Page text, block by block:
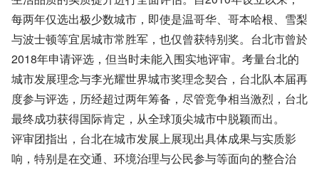
每两年仅选出极少数城市，即使是温哥华、哥本哈根、雪梨
与波士顿等宜居城市常胜军，也仅曾获特别奖。台北市曾於
2018年申请评选，但当时未能入围实地评审。考量台北的
城市发展理念与李光耀世界城市奖理念契合，台北队本届再
度参与评选，历经超过两年筹备，尽管竞争相当激烈，台北
最终成功获得国际肯定，从全球顶尖城市中脱颖而出。
评审团指出，台北在城市发展上展现出具体成果与实质影
响，特别是在交通、环境治理与公民参与等面向的整合治